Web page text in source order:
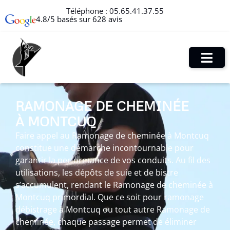
Téléphone : 05.65.41.37.55
4.8/5 basés sur 628 avis
RAMONAGE DE CHEMINÉE
À MONTCUQ
Faire appel au Ramonage de cheminée à Montcuq
constitue une démarche incontournable pour
garantir la performance de vos conduits. Au fil des
utilisations, les dépôts de suie et de bistre
s’accumulent, rendant le Ramonage de cheminée à
Montcuq primordial. Que ce soit pour ramonage
débistrage à Montcuq ou tout autre Ramonage de
cheminée, chaque passage permet de éliminer